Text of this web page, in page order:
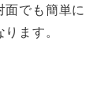
でも簡単に
ます。